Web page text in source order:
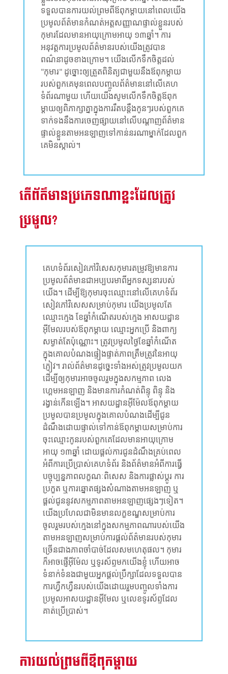
ទទួលបានការយល់ព្រមពីឪពុកម្តាយនៅពេលយើង
ប្រមូលព័ត៌មានកំណត់អត្តសញ្ញាណផ្ទាល់ខ្លួនរបស់
កុមារដែលមានអាយុក្រោមអាយុ ១៣ឆ្នាំ។ ការ
អនុវត្តការប្រមូលព័ត៌មានរបស់យើងត្រូវបាន
ពណ៌នាដូចខាងក្រោម។ យើង​លើក​ទឹក​ចិត្តដល់
"កុមារ​" ដូច្នោះឲ្យ​​ត្រួតពិនិត្យ​​ជាមួយ​នឹង​ឪពុក​ម្តាយ​
របស់​ពួក​គេ​មុន​ពេល​បញ្ចូល​ព័​ត៌​មាននៅ​លើ​គេ​ហ​
ទំព័រ​ណា​មួយ ​ហើយ​យើង​សូមលើក​ទឹក​ចិត្ត​ឪពុក​
ម្តាយ​ឲ្យ​ពិភាក្សាគ្នា​ក្នុង​​ការ​រឹត​បន្តឹង​កូន​ៗរបស់​ពួក​គេ​
ទាក់ទង​នឹង​ការ​ចេញ​ផ្សាយ​នៅលើ​ប​ណ្តា​ញ​ព័ត៌មាន​
ផ្ទាល់ខ្លួន​តាមអនឡាញទៅកាន់​នរណា​ម្នាក់​ដែល​ពួក​
គេ​មិន​ស្កាល់​។
តើព័ត៌មានប្រភេទណាខ្លះដែលត្រូវ
ប្រមូល?
គេហទំព័រសៀវភៅវិសេសកុមារតម្រូវឱ្យមានការ
ប្រមូលព័ត៌មានជាអប្បបរមាពីអ្នកទស្សនារបស់
យើង។ ដើម្បីឱ្យកុមារចុះឈ្មោះនៅលើគេហទំព័រ
សៀវភៅវិសេសសម្រាប់កុមារ យើងប្រមូលតែ
ឈ្មោះក្មេង ខែឆ្នាំកំណើតរបស់ក្មេង អាសយដ្ឋាន
អ៊ីមែលរបស់ឪពុកម្តាយ ឈ្មោះអ្នកប្រើ និងពាក្យ
សម្ងាត់តែប៉ុណ្ណោះ។ ត្រូវប្រមូលថ្ងៃខែឆ្នាំកំណើត
ក្នុងគោលបំណងផ្ទៀងផ្ទាត់ភាពត្រឹមត្រូវនៃអាយុ
ភ្ញៀវ។ រាល់ព័ត៌មានដូច្នេះទាំងអស់ត្រូវប្រមូលយក
ដើម្បីឲ្យកុមារអាចចូលរួមក្នុងសកម្មភាព លេង
ហ្គេមអនឡាញ និងមានការកំណត់ពិន្ទុ ពិន្ទុ និង
រង្វាន់កើនឡើង។ អាសយដ្ឋានអ៊ីម៉ែលឪពុកម្តាយ
ប្រមូលបានប្រមូលក្នុងគោលបំណងដើម្បីជូន
ដំណឹងដោយផ្ទាល់ទៅកាន់ឪពុកម្តាយសម្រាប់ការ
ចុះឈ្មោះកូនរបស់ពួកគេដែលមានអាយុក្រោម
អាយុ ១៣ឆ្នាំ ដោយផ្តល់ការជូនដំណឹងគ្រប់ពេល
អំពីការប្រើប្រាស់គេហទំព័រ និងព័ត៌មានអំពីការធ្វើ
បច្ចុប្បន្នភាពលក្ខណៈពិសេស និងការផ្លាស់ប្តូរ ការ
ប្រកួត ឬការឆ្នោតផ្សងសំណាងតាមអនឡាញ ឬ
ផ្តល់ជូននូវសកម្មភាពតាមអនឡាញផ្សេងៗទៀត។
យើងប្រហែលជាមិនមានលក្ខខណ្ឌសម្រាប់ការ
ចូលរួមរបស់ក្មេងនៅក្នុងសកម្មភាពណារបស់យើង
តាមអនឡាញសម្រាប់ការផ្តល់ព័ត៌មានរបស់កុមារ
ច្រើនជាងភាពចាំបាច់ដែលសមហេតុផល។ កុមារ
ក៏អាចផ្ញើអ៊ីម៉ែល ឬទូរស័ព្ទមកយើងខ្ញុំ ហើយអាច
ទំនាក់ទំនងជាមួយអ្នកផ្តល់ប្រឹក្សាដែលទទួលបាន
ការហ្វឹកហ្វឺនរបស់យើងដោយរួមបញ្ចូលទាំងការ
ប្រមូលអាសយដ្ឋានអ៊ីមែល ឬលេខទូរស័ព្ទដែល
គាត់ប្រើប្រាស់។
ការយល់ព្រមពីឪពុកម្តាយ